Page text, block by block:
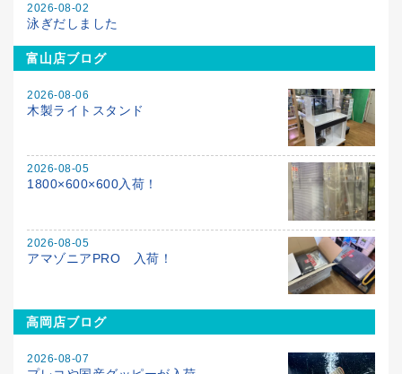
2026-08-02
泳ぎだしました
富山店ブログ
2026-08-06
木製ライトスタンド
2026-08-05
1800×600×600入荷！
2026-08-05
アマゾニアPRO 入荷！
高岡店ブログ
2026-08-07